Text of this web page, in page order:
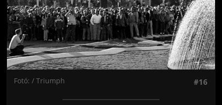
Fotó: / Triumph #16